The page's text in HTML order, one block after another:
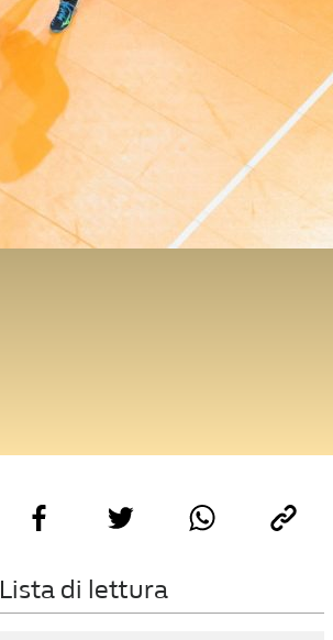
Lista di lettura